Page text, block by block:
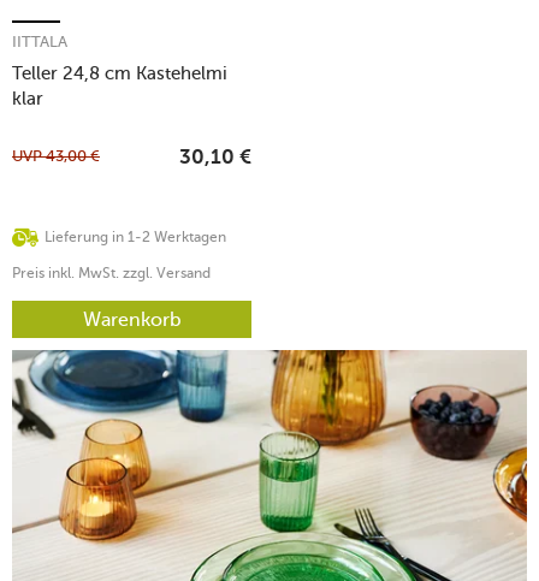
Teller 24,8 cm Kastehelmi
klar
IITTALA
Lieferung in 1-2 Werktagen
UVP43,00 € 30,10 €
Preis inkl. MwSt. zzgl. Versand
Warenkorb